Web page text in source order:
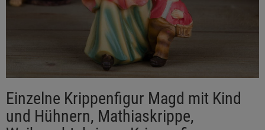
Einzelne Krippenfigur Magd mit Kind
und Hühnern, Mathiaskrippe,